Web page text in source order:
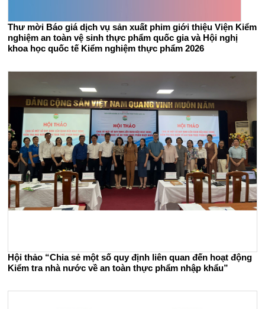
Thư mời Báo giá dịch vụ sản xuất phim giới thiệu Viện Kiểm
nghiệm an toàn vệ sinh thực phẩm quốc gia và Hội nghị
khoa học quốc tế Kiểm nghiệm thực phẩm 2026
Hội thảo “Chia sẻ một số quy định liên quan đến hoạt động
Kiểm tra nhà nước về an toàn thực phẩm nhập khẩu”